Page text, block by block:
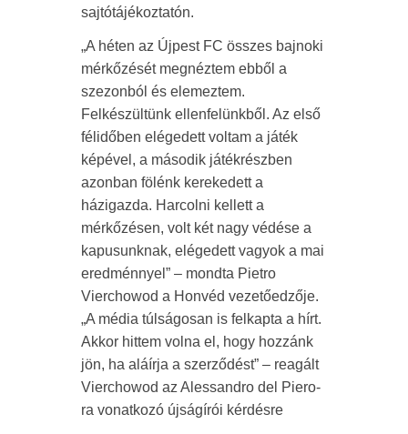
sajtótájékoztatón.
„A héten az Újpest FC összes bajnoki
mérkőzését megnéztem ebből a
szezonból és elemeztem.
Felkészültünk ellenfelünkből. Az első
félidőben elégedett voltam a játék
képével, a második játékrészben
azonban fölénk kerekedett a
házigazda. Harcolni kellett a
mérkőzésen, volt két nagy védése a
kapusunknak, elégedett vagyok a mai
eredménnyel” – mondta Pietro
Vierchowod a Honvéd vezetőedzője.
„A média túlságosan is felkapta a hírt.
Akkor hittem volna el, hogy hozzánk
jön, ha aláírja a szerződést” – reagált
Vierchowod az Alessandro del Piero-
ra vonatkozó újságírói kérdésre